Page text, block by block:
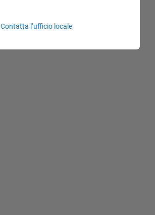
Contatta l’ufficio locale